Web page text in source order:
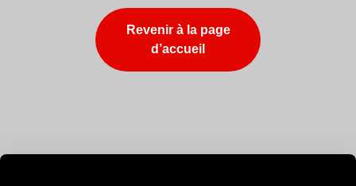
Revenir à la page
d’accueil